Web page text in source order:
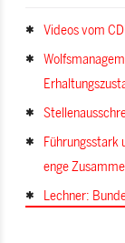
Videos vom
Führungsstark
enge
Lechner: